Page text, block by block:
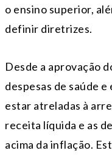
o ensino superior,
definir diretrizes.
Desde a aprovação
despesas de saúde
estar atreladas à
receita líquida e as
acima da inflação.